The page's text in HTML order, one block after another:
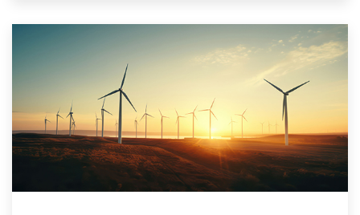
BaxEnergy, un socio global de servicio completo
de empresas energéticas y operadores
industriales que ofrece soluciones integrales
para la gestión del rendimiento de activos, el
control de redes y la ciberseguridad. Las
soluciones de software de la empresa son
compatibles con distintos proveedores y
tecnologías, como la eólica, la solar, el